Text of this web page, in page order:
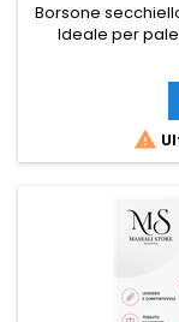
Borsone
Ideale per
trasportare e
